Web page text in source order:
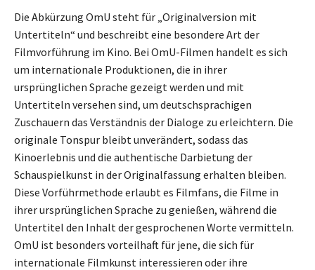
Die Abkürzung OmU steht für „Originalversion mit
Untertiteln“ und beschreibt eine besondere Art der
Filmvorführung im Kino. Bei OmU-Filmen handelt es sich
um internationale Produktionen, die in ihrer
ursprünglichen Sprache gezeigt werden und mit
Untertiteln versehen sind, um deutschsprachigen
Zuschauern das Verständnis der Dialoge zu erleichtern. Die
originale Tonspur bleibt unverändert, sodass das
Kinoerlebnis und die authentische Darbietung der
Schauspielkunst in der Originalfassung erhalten bleiben.
Diese Vorführmethode erlaubt es Filmfans, die Filme in
ihrer ursprünglichen Sprache zu genießen, während die
Untertitel den Inhalt der gesprochenen Worte vermitteln.
OmU ist besonders vorteilhaft für jene, die sich für
internationale Filmkunst interessieren oder ihre